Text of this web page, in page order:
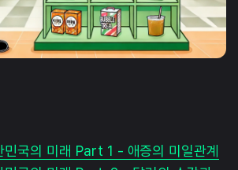
민국의 미래 Part 1 - 애증의 미일관계